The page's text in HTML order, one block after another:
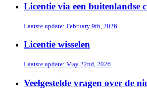
Licentie via een buitenlandse
Laatste update: February 9th, 2026
Licentie wisselen
Laatste update: May 22nd, 2026
Veelgestelde vragen over de